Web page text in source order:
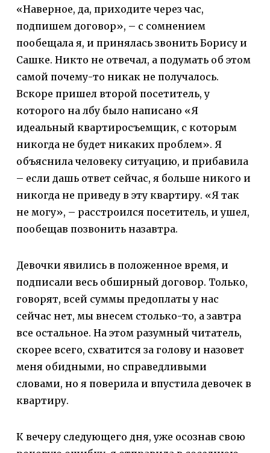
«Наверное, да, приходите через час,
подпишем договор», – с сомнением
пообещала я, и принялась звонить Борису и
Сашке. Никто не отвечал, а подумать об этом
самой почему-то никак не получалось.
Вскоре пришел второй посетитель, у
которого на лбу было написано «Я
идеальный квартиросъемщик, с которым
никогда не будет никаких проблем». Я
объяснила человеку ситуацию, и прибавила
– если дашь ответ сейчас, я больше никого и
никогда не приведу в эту квартиру. «Я так
не могу», – расстроился посетитель, и ушел,
пообещав позвонить назавтра.
Девочки явились в положенное время, и
подписали весь обширный договор. Только,
говорят, всей суммы предоплаты у нас
сейчас нет, мы внесем столько-то, а завтра
все остальное. На этом разумный читатель,
скорее всего, схватится за голову и назовет
меня обидными, но справедливыми
словами, но я поверила и впустила девочек в
квартиру.
К вечеру следующего дня, уже осознав свою